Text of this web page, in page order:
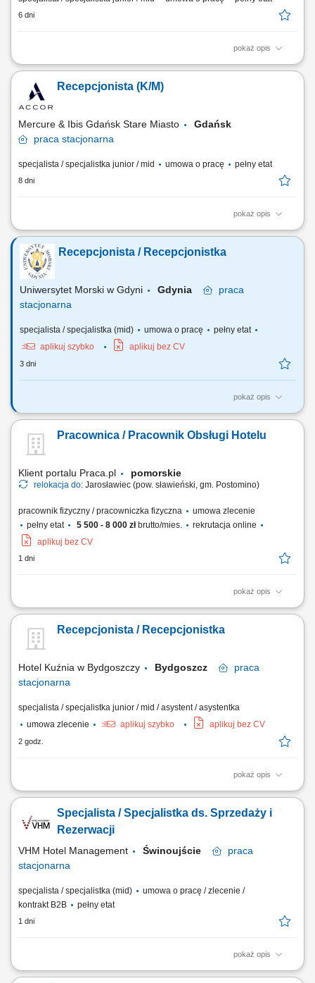
6 dni
pokaż opis
Opis stanowiska: Obsługa gości hotelowych: meldowanie,
z dokumentacją recepcyjną. Udzielanie informacji gościom (lokalizacja
atrakcji, restauracje, komunikacja). Proponowanie usług dodatkowych w
Recepcjonista (K/M)
Mercure & Ibis Gdańsk Stare Miasto
Gdańsk
praca stacjonarna
specjalista / specjalistka junior / mid umowa o pracę pełny etat
8 dni
pokaż opis
Jak wygląda dzień w pracy? Mówisz “dzień dobry” kilkadziesiąt razy
dziennie Ogarniasz rezerwacje, faktury, zameldowania i wymeldowania
Czasem odpowiadasz na pytanie: “a gdzie tu jest najlepszy kebab?” jak
dotrzeć do rynku Sprzedajesz usługi dodatkowe, ale bez spiny – po
prostu...
Recepcjonista / Recepcjonistka
Uniwersytet Morski w Gdyni Gdynia
praca
stacjonarna
specjalista / specjalistka (mid) umowa o pracę
pełny etat
aplikuj szybko
aplikuj bez CV
3 dni
pokaż opis
Stanowisko: Recepcjonista/ka SDM - Dział Domów Studenckich/ Pion
organizacyjna: Dział Domów Studenckich/ Pion Kanclerza Opis
stanowiska: profesjonalna obsługa gości hotelowych; prowadzenie
Pracownica / Pracownik Obsługi Hotelu
Klient portalu Praca.pl pomorskie
relokacja do: Jarosławiec (pow. sławieński, gm. Postomino)
pracownik fizyczny / pracowniczka fizyczna
umowa zlecenie
pełny etat
5 500 - 8 000 złbrutto/mies.
rekrutacja online
aplikuj bez CV
1 dni
pokaż opis
sprzątanie i przygotowywanie pokoi dla gości, pomoc w restauracji
Recepcjonista / Recepcjonistka
Hotel Kuźnia w Bydgoszczy Bydgoszcz
praca
stacjonarna
specjalista / specjalistka junior / mid / asystent / asystentka
umowa zlecenie
aplikuj szybko aplikuj bez CV
2 godz.
pokaż opis
obsługa gości hotelowych (meldowanie i wymeldowanie), udzielanie
rezerwacji (telefonicznych, mailowych, z portali rezerwacyjnych),
współpraca z innymi działami hotelu, dbanie o porządek i wizerunek
Specjalista / Specjalistka ds. Sprzedaży i
Rezerwacji
VHM Hotel Management Świnoujście
praca
stacjonarna
specjalista / specjalistka (mid)
umowa o pracę / zlecenie /
kontrakt B2B
pełny etat
1 dni
pokaż opis
Obowiązki: Obsługa rezerwacji indywidualnych i grupowych (telefon, e-